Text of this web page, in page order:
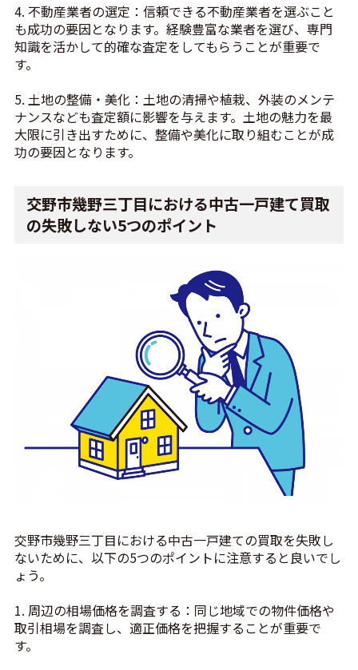
4. 不動産業者の選定：信頼できる不動産業者を選ぶこと
も成功の要因となります。経験豊富な業者を選び、専門
知識を活かして的確な査定をしてもらうことが重要で
す。
5. 土地の整備・美化：土地の清掃や植栽、外装のメンテ
ナンスなども査定額に影響を与えます。土地の魅力を最
大限に引き出すために、整備や美化に取り組むことが成
功の要因となります。
交野市幾野三丁目における中古一戸建て買取
の失敗しない5つのポイント
交野市幾野三丁目における中古一戸建ての買取を失敗し
ないために、以下の5つのポイントに注意すると良いでし
ょう。
1. 周辺の相場価格を調査する：同じ地域での物件価格や
取引相場を調査し、適正価格を把握することが重要で
す。